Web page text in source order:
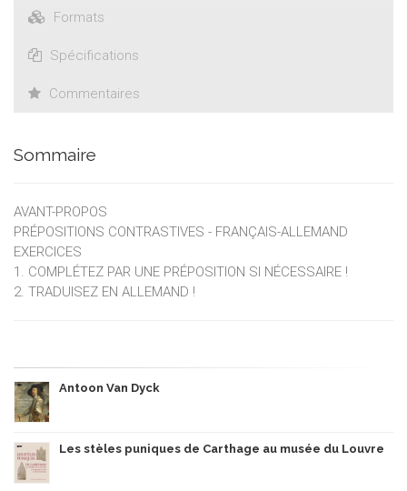
Formats
Spécifications
Commentaires
Sommaire
AVANT-PROPOS
PRÉPOSITIONS CONTRASTIVES - FRANÇAIS-ALLEMAND
EXERCICES
1. COMPLÉTEZ PAR UNE PRÉPOSITION SI NÉCESSAIRE !
2. TRADUISEZ EN ALLEMAND !
Antoon Van Dyck
Les stèles puniques de Carthage au musée du Louvre